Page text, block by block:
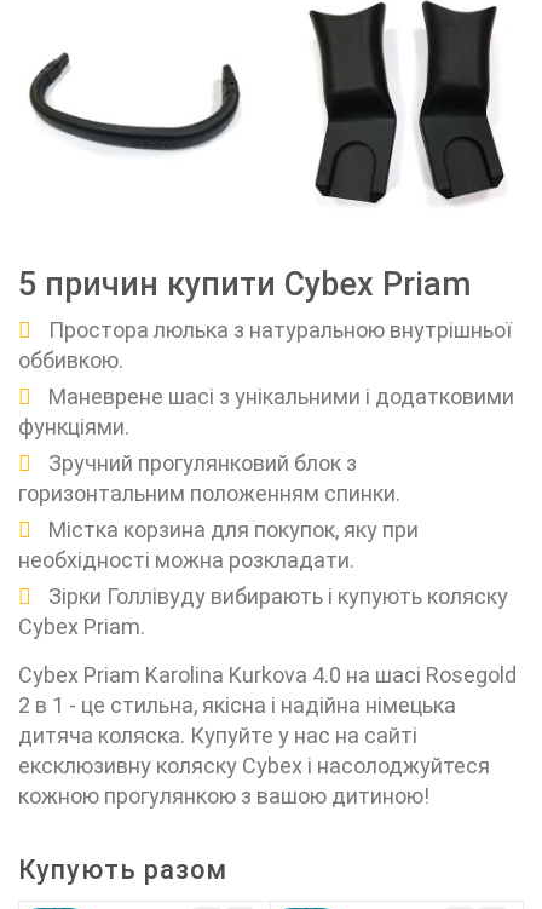
5 причин купити Cybex Priam
Простора люлька з натуральною внутрішньої
оббивкою.
Маневрене шасі з унікальними і додатковими
функціями.
Зручний прогулянковий блок з
горизонтальним положенням спинки.
Містка корзина для покупок, яку при
необхідності можна розкладати.
Зірки Голлівуду вибирають і купують коляску
Cybex Priam.
Cybex Priam Karolina Kurkova 4.0 на шасі Rosegold
2 в 1 - це стильна, якісна і надійна німецька
дитяча коляска. Купуйте у нас на сайті
ексклюзивну коляску Cybex і насолоджуйтеся
кожною прогулянкою з вашою дитиною!
Купують разом